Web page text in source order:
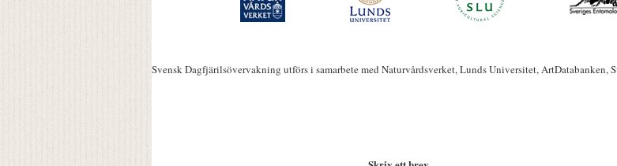
Svensk Dagfjärilsövervakning utförs i samarbete med Naturvårdsverket, Lunds Universitet,